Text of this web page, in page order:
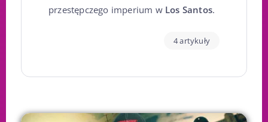
przestępczego imperium w Los Santos.
4 artykuły